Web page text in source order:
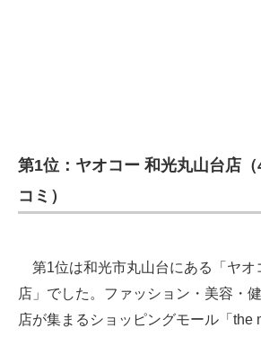
第1位：ヤオコー 和光丸山台店
コミ）
第1位は和光市丸山台にある「ヤオ
店」でした。ファッション・美容・
店が集まるショッピングモール「the